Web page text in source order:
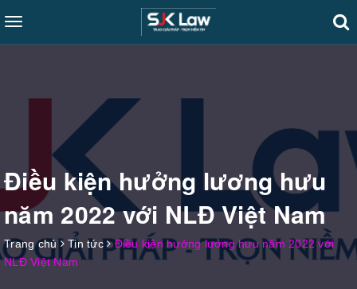
Toggle
navigation
Điều kiện hưởng lương hưu
năm 2022 với NLĐ Việt Nam
Trang chủ Tin tức
Điều kiện hưởng lương hưu năm 2022 với
NLĐ Việt Nam